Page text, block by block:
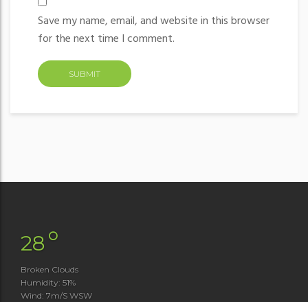
Save my name, email, and website in this browser
for the next time I comment.
28°
Broken Clouds
Humidity: 51%
Wind: 7m/s WSW